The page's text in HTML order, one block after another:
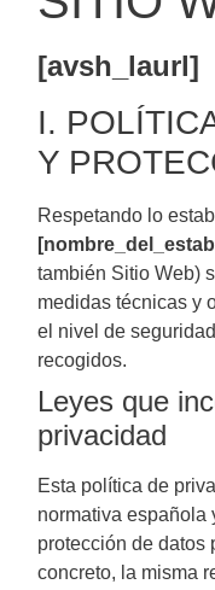
[avsh_laurl]
I.
Y
Respetando lo
también Sitio Web)
medidas técnicas y
el nivel de
recogidos.
Leyes que
privacidad
Esta política de
normativa española
protección de datos
concreto, la misma